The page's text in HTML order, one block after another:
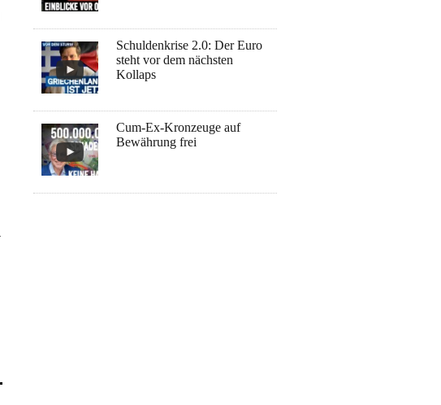
Schuldenkrise 2.0: Der Euro
steht vor dem nächsten
Kollaps
Cum-Ex-Kronzeuge auf
Bewährung frei